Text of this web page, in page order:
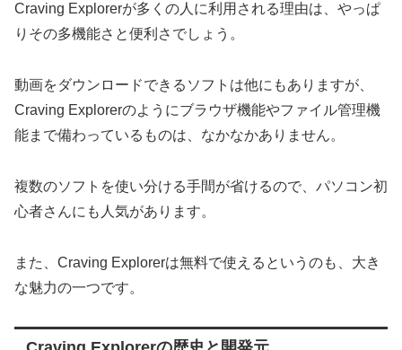
Craving Explorerが多くの人に利用される理由は、やっぱ
りその多機能さと便利さでしょう。
動画をダウンロードできるソフトは他にもありますが、
Craving Explorerのようにブラウザ機能やファイル管理機
能まで備わっているものは、なかなかありません。
複数のソフトを使い分ける手間が省けるので、パソコン初
心者さんにも人気があります。
また、Craving Explorerは無料で使えるというのも、大き
な魅力の一つです。